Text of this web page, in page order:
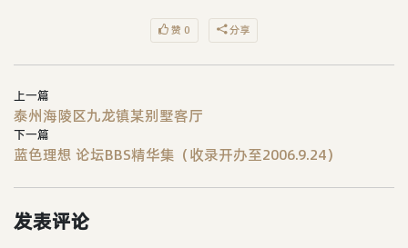
赞 0 分享
上一篇
泰州海陵区九龙镇某别墅客厅
下一篇
蓝色理想 论坛BBS精华集（收录开办至2006.9.24）
发表评论